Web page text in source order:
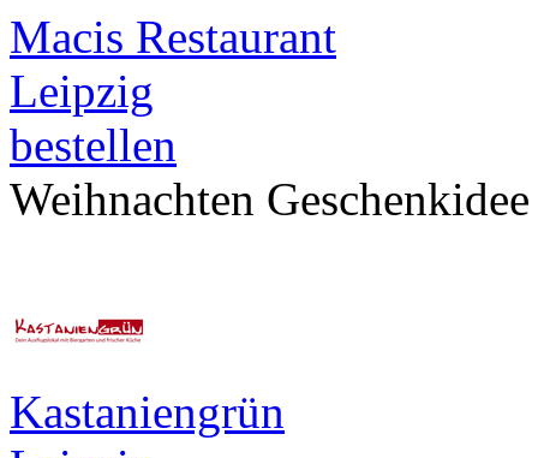
Macis Restaurant
Leipzig
bestellen
Weihnachten Geschenkidee
Kastaniengrün